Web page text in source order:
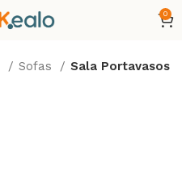
0
Sofas Sala Portavasos